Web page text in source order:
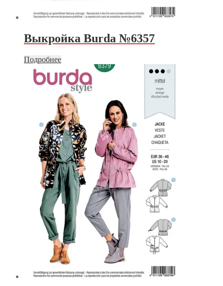
Выкройка Burda №6357
Подробнее